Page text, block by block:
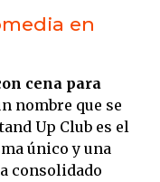
en
cena para
nombre que se
Up Club es el
único y una
consolidado